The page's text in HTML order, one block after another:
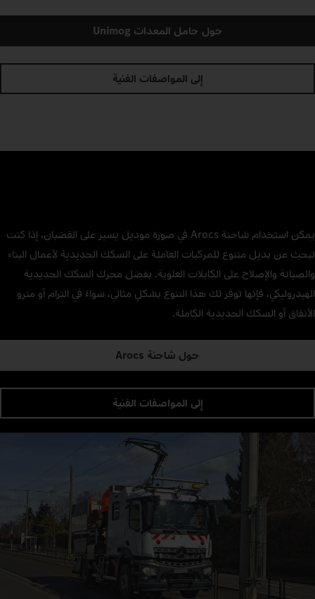
حول حامل المعدات Unimog
إلى المواصفات الفنية
يمكن استخدام شاحنة Arocs في صورة موديل يسير على القضبان، إذا كنت
تبحث عن بديل متنوع للمركبات العاملة على السكك الحديدية لأعمال البناء
والصيانة والإصلاح على الكابلات العلوية. بفضل محرك السكك الحديدية
الهيدروليكي، فإنها توفر لك هذا التنوع بشكلٍ مثالي، سواءً في الترام أو مترو
الأنفاق أو السكك الحديدية الكاملة.
حول شاحنة Arocs
إلى المواصفات الفنية